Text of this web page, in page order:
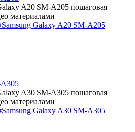
A20 SM-A205 пошаговая
материалами
Galaxy A20 SM-A205
A305
A30 SM-A305 пошаговая
материалами
Galaxy A30 SM-A305